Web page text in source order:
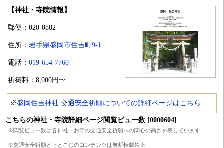
【神社・寺院情報】
郵便：020-0882
住所： 岩手県盛岡市住吉町9-1
電話： 019-654-7760
祈祷料：8,000円〜
※盛岡住吉神社 交通安全祈願についての詳細ページはこちら
こちらの神社・寺院詳細ページ閲覧ビュー数 [0000604]
※閲覧ビュー数は各神社・お寺の交通安全祈願への関心の高さを表しています
※交通安全祈願どっとこむのコンテンツは無断転載禁止